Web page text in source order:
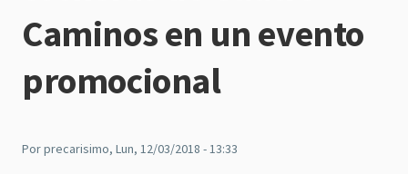
Caminos en un evento
promocional
Porprecarisimo, Lun, 12/03/2018 - 13:33